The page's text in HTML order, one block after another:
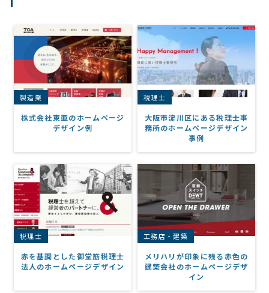
製造業
株式会社東亜のホームページ
デザイン例
税理士
大阪市淀川区にある税理士事
務所のホームページデザイン
事例
税理士
赤を基調とした御堂筋税理士
法人のホームページデザイン
工務店・建築
メリハリが印象に残る赤色の
建築会社のホームページデザ
イン